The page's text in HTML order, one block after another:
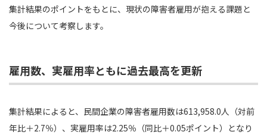
集計結果のポイントをもとに、現状の障害者雇用が抱える課題と
今後について考察します。
雇用数、実雇用率ともに過去最高を更新
集計結果によると、民間企業の障害者雇用数は613,958.0人（対前
年比＋2.7％）、実雇用率は2.25％（同比＋0.05ポイント）となり